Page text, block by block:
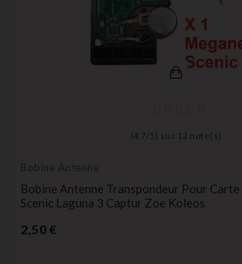
(4,7 / 5) sur 12 note(s)
Bobine Antenne
Bobine Antenne Transpondeur Pour
Scenic Laguna 3 Captur Zoe Koleos
2,50 €